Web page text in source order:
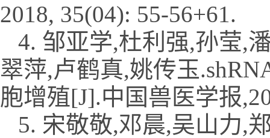
2018, 35(04): 55-56+61.
4. 邹亚学,杜利强,孙莹,
翠萍,卢鹤真,姚传玉
胞增殖[J].中国兽医学报
5. 宋敬敬,邓晨,吴山力,